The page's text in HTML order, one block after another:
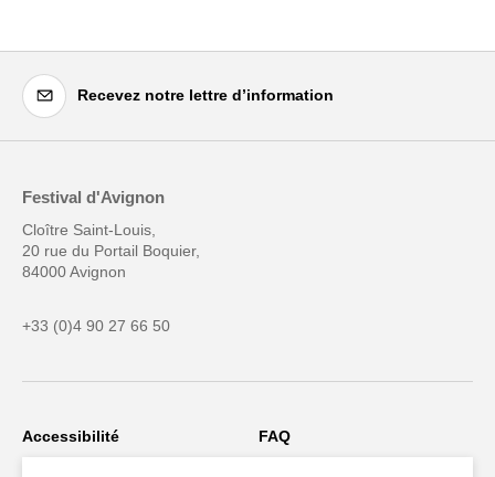
Recevez notre lettre d’information
Festival d'Avignon
Cloître Saint-Louis,
20 rue du Portail Boquier,
84000 Avignon
+33 (0)4 90 27 66 50
Accessibilité FAQ